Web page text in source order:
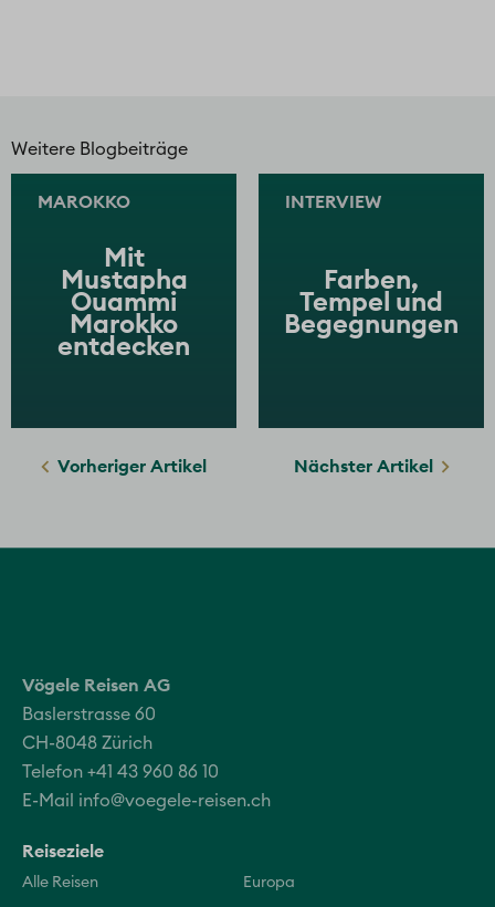
Weitere Blogbeiträge
MAROKKO
Mit
Mustapha
Ouammi
Marokko
entdecken
Vorheriger Artikel
INTERVIEW
Farben,
Tempel und
Begegnungen
Nächster Artikel
Vögele Reisen AG
Baslerstrasse 60
CH-8048 Zürich
Telefon +41 43 960 86 10
E-Mail info@voegele-reisen.ch
Reiseziele
Alle Reisen Europa